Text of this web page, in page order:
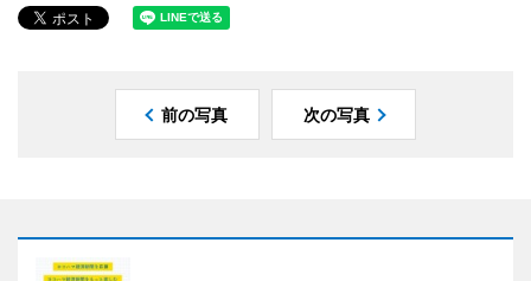
前の写真 次の写真